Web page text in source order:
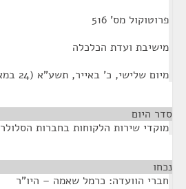
פרוטוקול מס' 516
מישיבת ועדת הכלכלה
מיום שלישי, כ' באייר, תשע"א (24 במאי, 2011) בשעה 14:00
סדר היום
מוקדי שירות הלקוחות בחברות הסלולר
נכחו
חברי הוועדה: כרמל שאמה – היו"ר